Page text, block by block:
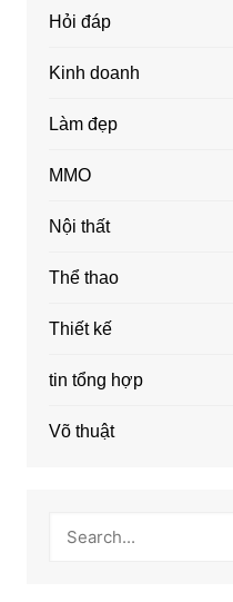
Hỏi đáp
Kinh doanh
Làm đẹp
MMO
Nội thất
Thể thao
Thiết kế
tin tổng hợp
Võ thuật